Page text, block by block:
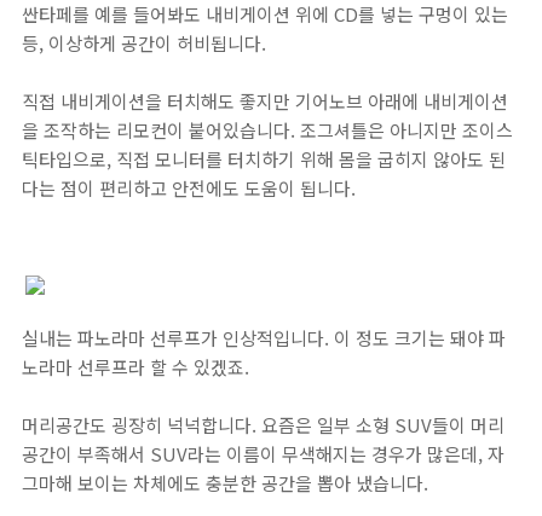
싼타페를 예를 들어봐도 내비게이션 위에 CD를 넣는 구멍이 있는
등, 이상하게 공간이 허비됩니다.
직접 내비게이션을 터치해도 좋지만 기어노브 아래에 내비게이션
을 조작하는 리모컨이 붙어있습니다. 조그셔틀은 아니지만 조이스
틱타입으로, 직접 모니터를 터치하기 위해 몸을 굽히지 않아도 된
다는 점이 편리하고 안전에도 도움이 됩니다.
실내는 파노라마 선루프가 인상적입니다. 이 정도 크기는 돼야 파
노라마 선루프라 할 수 있겠죠.
머리공간도 굉장히 넉넉합니다. 요즘은 일부 소형 SUV들이 머리
공간이 부족해서 SUV라는 이름이 무색해지는 경우가 많은데, 자
그마해 보이는 차체에도 충분한 공간을 뽑아 냈습니다.